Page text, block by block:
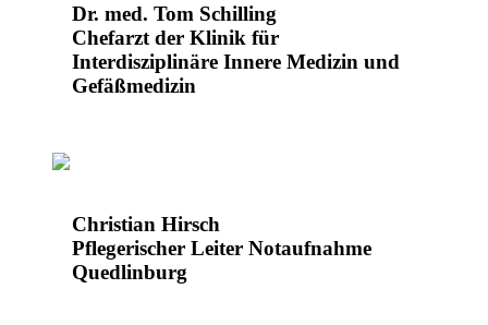
Dr. med. Tom Schilling
Chefarzt der Klinik für
Interdisziplinäre Innere Medizin und
Gefäßmedizin
Christian Hirsch
Pflegerischer Leiter Notaufnahme
Quedlinburg